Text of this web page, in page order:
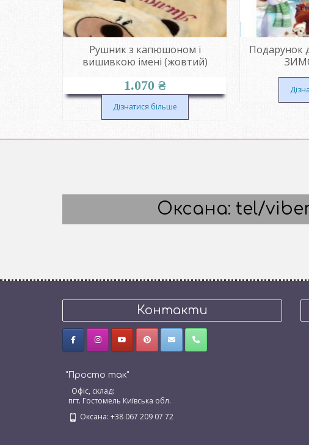
Рушник з капюшоном і
вишивкою імені (жовтий)
1.070 ₴
Дізнатися більше
Подарунок
Оксана: tel/
Контакти
"Просто так"
Офіс, склад:
пгт. Гостомель Київська обл.
Оксана: +38 067 209 07 72